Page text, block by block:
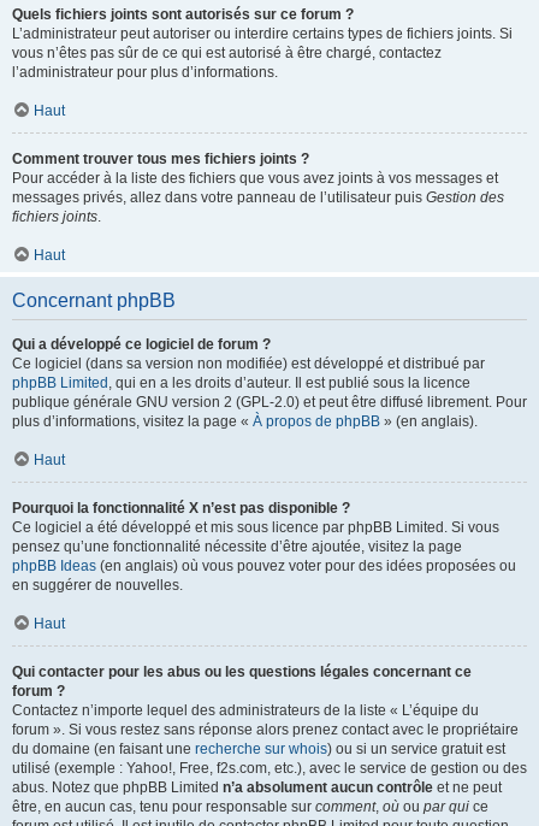
Quels fichiers joints sont autorisés sur ce forum ?
L’administrateur peut autoriser ou interdire certains types de fichiers joints. Si
vous n’êtes pas sûr de ce qui est autorisé à être chargé, contactez
l’administrateur pour plus d’informations.
Haut
Comment trouver tous mes fichiers joints ?
Pour accéder à la liste des fichiers que vous avez joints à vos messages et
messages privés, allez dans votre panneau de l’utilisateur puis Gestion des
fichiers joints.
Haut
Concernant phpBB
Qui a développé ce logiciel de forum ?
Ce logiciel (dans sa version non modifiée) est développé et distribué par
phpBB Limited , qui en a les droits d’auteur. Il est publié sous la licence
publique générale GNU version 2 (GPL-2.0) et peut être diffusé librement. Pour
plus d’informations, visitez la page « À propos de phpBB » (en anglais).
Haut
Pourquoi la fonctionnalité X n’est pas disponible ?
Ce logiciel a été développé et mis sous licence par phpBB Limited. Si vous
pensez qu’une fonctionnalité nécessite d’être ajoutée, visitez la page
phpBB Ideas (en anglais) où vous pouvez voter pour des idées proposées ou
en suggérer de nouvelles.
Haut
Qui contacter pour les abus ou les questions légales concernant ce
forum ?
Contactez n’importe lequel des administrateurs de la liste « L’équipe du
forum ». Si vous restez sans réponse alors prenez contact avec le propriétaire
du domaine (en faisant une recherche sur whois) ou si un service gratuit est
utilisé (exemple : Yahoo!, Free, f2s.com, etc.), avec le service de gestion ou des
abus. Notez que phpBB Limited n’a absolument aucun contrôle et ne peut
être, en aucun cas, tenu pour responsable sur comment, où ou par qui ce